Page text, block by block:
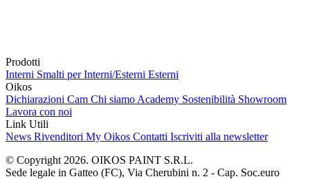
Prodotti
Interni Smalti per Interni/Esterni Esterni
Oikos
Dichiarazioni Cam Chi siamo Academy Sostenibilità Showroom
Lavora con noi
Link Utili
News Rivenditori My Oikos Contatti Iscriviti alla newsletter
© Copyright 2026. OIKOS PAINT S.R.L.
Sede legale in Gatteo (FC), Via Cherubini n. 2 - Cap. Soc.euro